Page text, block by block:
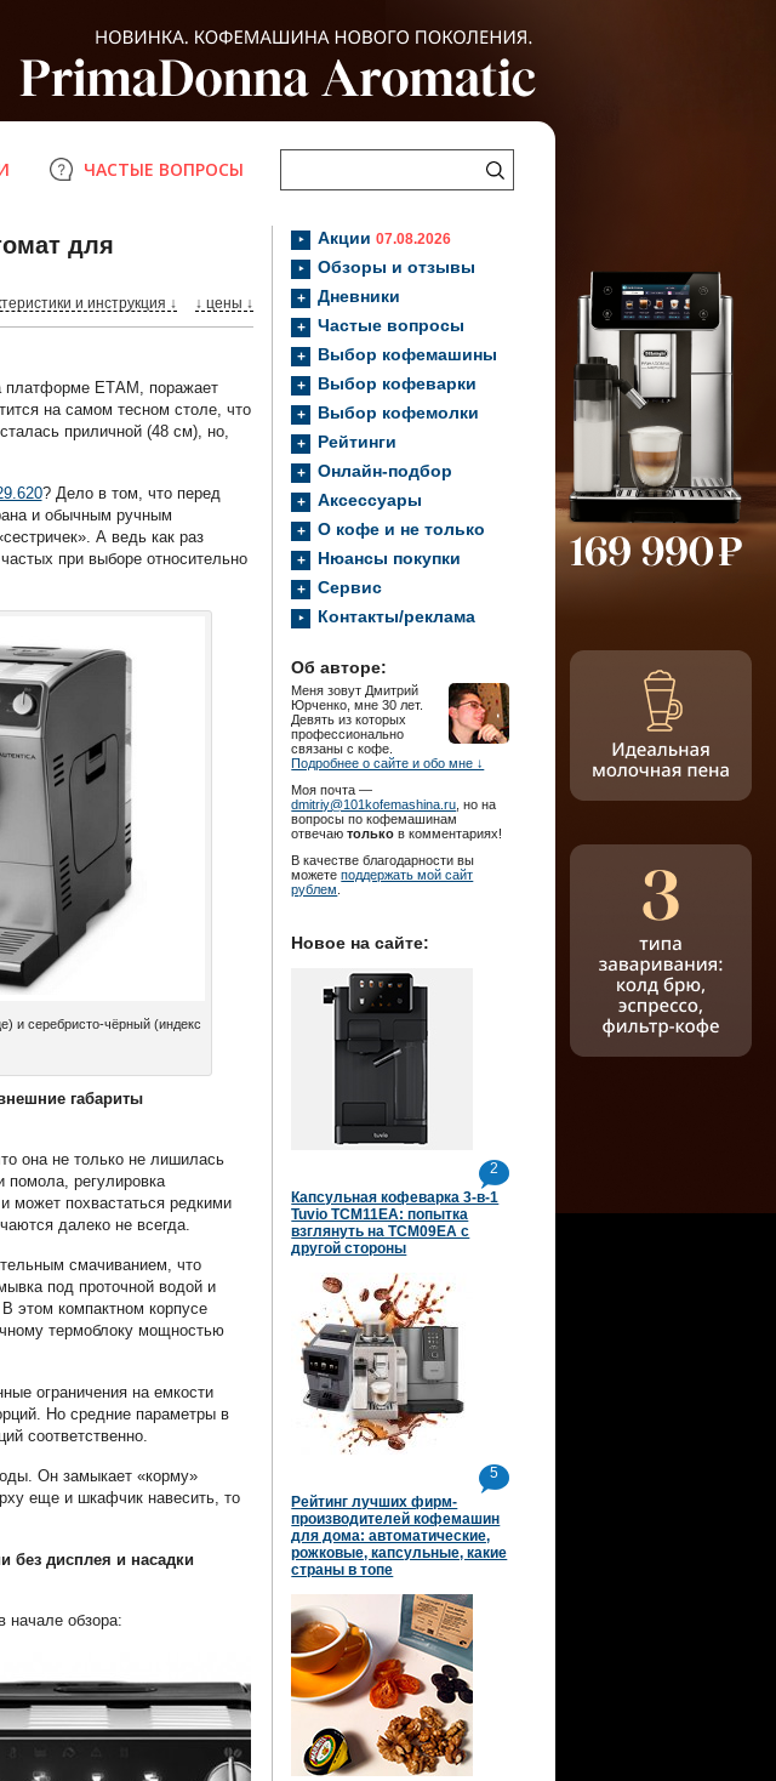
ЧАСТЫЕ ВОПРОСЫ
для
↓ цены ↓
и инструкция ↓
платформе ЕТАМ, поражает
на самом тесном столе, что
приличной (48 см), но,
? Дело в том, что перед
и обычным ручным
А ведь как раз
при выборе относительно
и серебристо-чёрный (индекс
габариты
она не только не лишилась
помола, регулировка
может похвастаться редкими
далеко не всегда.
смачиванием, что
под проточной водой и
этом компактном корпусе
термоблоку мощностью
ограничения на емкости
Но средние параметры в
соответственно.
Он замыкает «корму»
еще и шкафчик навесить, то
без дисплея и насадки
начале обзора:
Акции07.08.2026
Обзоры и отзывы
Дневники
Частые вопросы
Выбор кофемашины
Выбор кофеварки
Выбор кофемолки
Рейтинги
Онлайн-подбор
Аксессуары
О кофе и не только
Нюансы покупки
Сервис
Контакты/реклама
Об авторе:
Меня зовут Дмитрий
Юрченко, мне 30 лет.
Девять из которых
профессионально
связаны с кофе.
Подробнее о сайте и обо мне ↓
Моя почта —
dmitriy@101kofemashina.ru , но на
вопросы по кофемашинам
отвечаютолько в комментариях!
В качестве благодарности вы
можетеподдержать мой сайт
рублем
Новое на сайте:
2
Капсульная кофеварка 3-в-1
Tuvio TCM11EA: попытка
взглянуть на TCM09EA с
другой стороны
5
Рейтинг лучших фирм-
производителей кофемашин
для дома: автоматические,
рожковые, капсульные, какие
страны в топе